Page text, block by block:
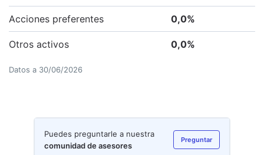
Acciones preferentes 0,0%
Otros activos 0,0%
Datos a 30/06/2026
Puedes preguntarle a nuestra
comunidad de asesores
Preguntar